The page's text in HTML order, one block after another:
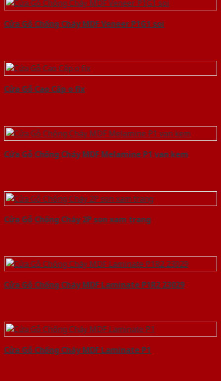
Cửa Gỗ Chống Cháy MDF Veneer P1G1 soi
Cửa Gỗ Cao Cấp o fix
Cửa Gỗ Chống Cháy MDF Melamine P1 van kem
Cửa Gỗ Chống Cháy 2P son xam trang
Cửa Gỗ Chống Cháy MDF Laminate P1R2 23029
Cửa Gỗ Chống Cháy MDF Laminate P1